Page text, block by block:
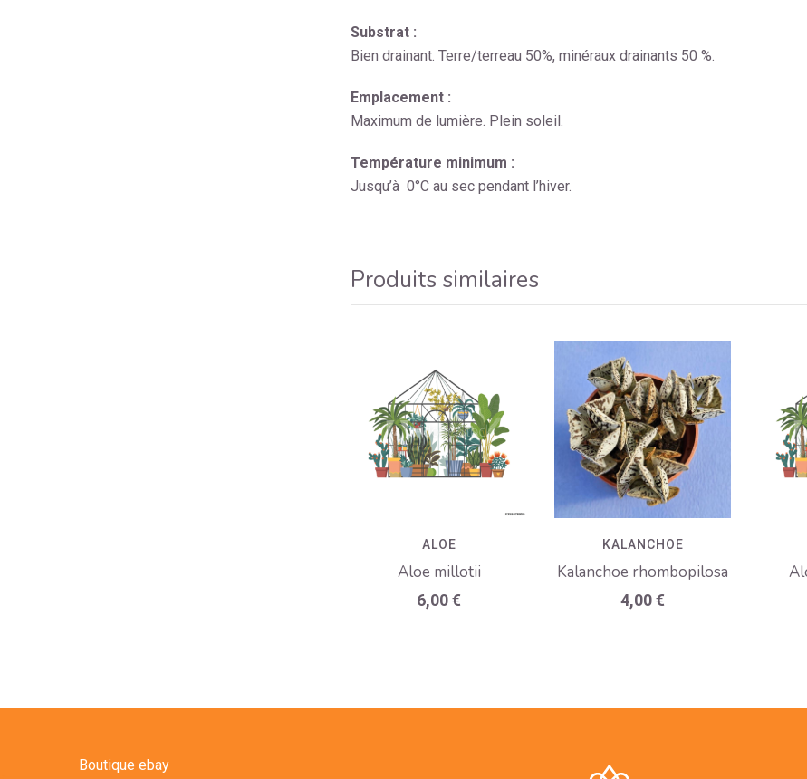
Substrat :
Bien drainant. Terre/terreau 50%, minéraux drainants 50 %.
Emplacement :
Maximum de lumière. Plein soleil.
Température minimum :
Jusqu’à 0°C au sec pendant l’hiver.
Produits similaires
ALOE
Aloe millotii
6,00€
KALANCHOE
Kalanchoe rhombopilosa
4,00€
Boutique ebay